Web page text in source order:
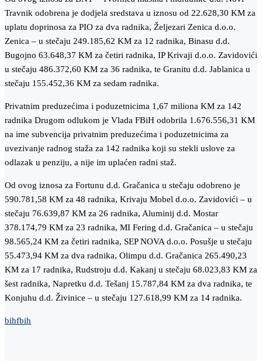
Travnik odobrena je dodjela sredstava u iznosu od 22.628,30 KM za
uplatu doprinosa za PIO za dva radnika, Željezari Zenica d.o.o.
Zenica – u stečaju 249.185,62 KM za 12 radnika, Binasu d.d.
Bugojno 63.648,37 KM za četiri radnika, IP Krivaji d.o.o. Zavidovići
u stečaju 486.372,60 KM za 36 radnika, te Granitu d.d. Jablanica u
stečaju 155.452,36 KM za sedam radnika.
Privatnim preduzećima i poduzetnicima 1,67 miliona KM za 142
radnika Drugom odlukom je Vlada FBiH odobrila 1.676.556,31 KM
na ime subvencija privatnim preduzećima i poduzetnicima za
uvezivanje radnog staža za 142 radnika koji su stekli uslove za
odlazak u penziju, a nije im uplaćen radni staž.
Od ovog iznosa za Fortunu d.d. Gračanica u stečaju odobreno je
590.781,58 KM za 48 radnika, Krivaju Mobel d.o.o. Zavidovići – u
stečaju 76.639,87 KM za 26 radnika, Aluminij d.d. Mostar
378.174,79 KM za 23 radnika, MI Fering d.d. Gračanica – u stečaju
98.565,24 KM za četiri radnika, SEP NOVA d.o.o. Posušje u stečaju
55.473,94 KM za dva radnika, Olimpu d.d. Gračanica 265.490,23
KM za 17 radnika, Rudstroju d.d. Kakanj u stečaju 68.023,83 KM za
šest radnika, Napretku d.d. Tešanj 15.787,84 KM za dva radnika, te
Konjuhu d.d. Živinice – u stečaju 127.618,99 KM za 14 radnika.
bihfbih